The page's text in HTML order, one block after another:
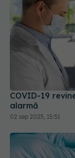
COVID-19
alarmă
02 sep 2025, 15:51